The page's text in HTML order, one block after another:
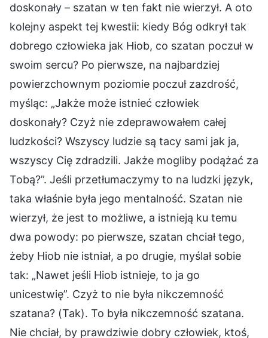
doskonały – szatan w ten fakt nie wierzył. A oto
kolejny aspekt tej kwestii: kiedy Bóg odkrył tak
dobrego człowieka jak Hiob, co szatan poczuł w
swoim sercu? Po pierwsze, na najbardziej
powierzchownym poziomie poczuł zazdrość,
myśląc: „Jakże może istnieć człowiek
doskonały? Czyż nie zdeprawowałem całej
ludzkości? Wszyscy ludzie są tacy sami jak ja,
wszyscy Cię zdradzili. Jakże mogliby podążać za
Tobą?”. Jeśli przetłumaczymy to na ludzki język,
taka właśnie była jego mentalność. Szatan nie
wierzył, że jest to możliwe, a istnieją ku temu
dwa powody: po pierwsze, szatan chciał tego,
żeby Hiob nie istniał, a po drugie, myślał sobie
tak: „Nawet jeśli Hiob istnieje, to ja go
unicestwię”. Czyż to nie była nikczemność
szatana? (Tak). To była nikczemność szatana.
Nie chciał, by prawdziwie dobry człowiek, ktoś,